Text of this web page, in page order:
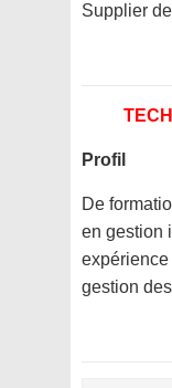
Supplier
Profil
De
en gestion
gestion